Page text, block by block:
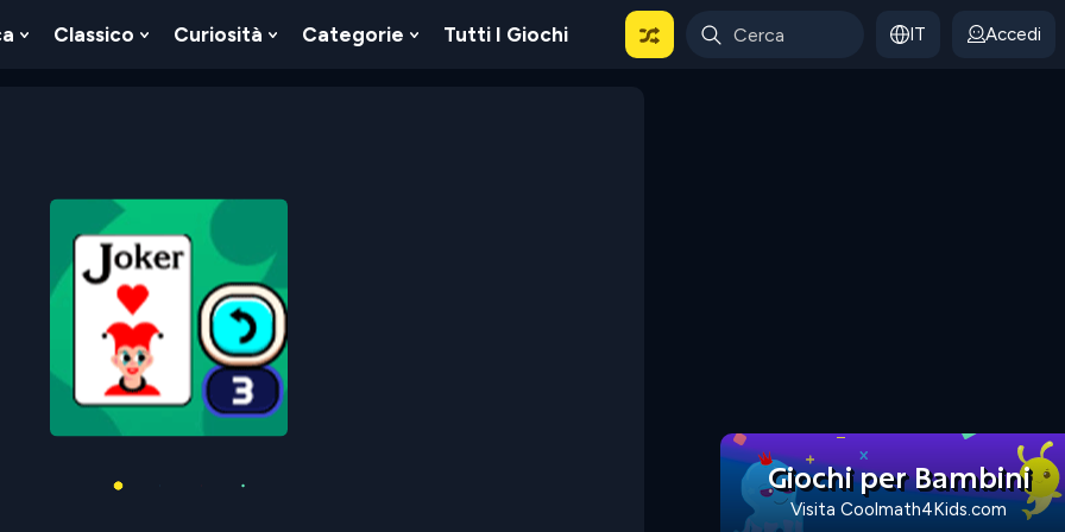
Show
Classico
Show
Curiosità
Show
Categorie
Show
Tutti I Giochi IT Accedi
Giochi per Bambini
Visita Coolmath4Kids.com